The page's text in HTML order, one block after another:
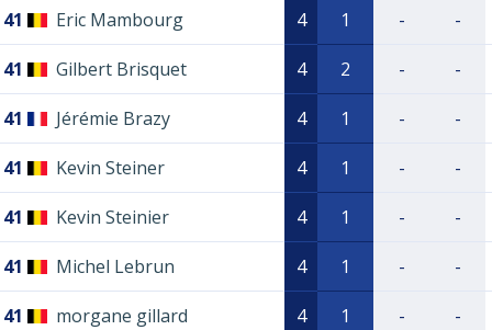
41 Eric Mambourg 4 1 - -
41 Gilbert Brisquet 4 2 - -
41 Jérémie Brazy 4 1 - -
41 Kevin Steiner 4 1 - -
41 Kevin Steinier 4 1 - -
41 Michel Lebrun 4 1 - -
41 morgane gillard 4 1 - -